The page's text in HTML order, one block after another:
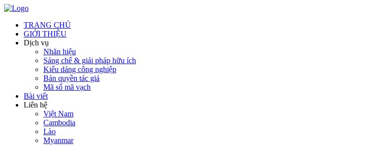
TRANG CHỦ
GIỚI THIỆU
Dịch vụ
Nhãn hiệu
Sáng chế & giải pháp hữu ích
Kiểu dáng công nghiệp
Bản quyền tác giả
Mã số mã vạch
Bài viết
Liên hệ
Việt Nam
Cambodia
Lào
Myanmar